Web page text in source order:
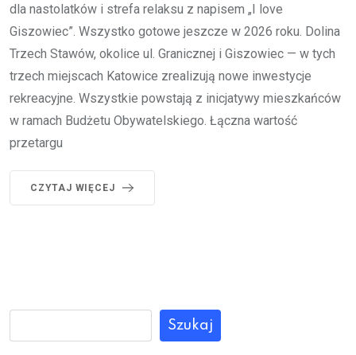
dla nastolatków i strefa relaksu z napisem „I love
Giszowiec”. Wszystko gotowe jeszcze w 2026 roku. Dolina
Trzech Stawów, okolice ul. Granicznej i Giszowiec — w tych
trzech miejscach Katowice zrealizują nowe inwestycje
rekreacyjne. Wszystkie powstają z inicjatywy mieszkańców
w ramach Budżetu Obywatelskiego. Łączna wartość
przetargu
CZYTAJ WIĘCEJ
Szukaj